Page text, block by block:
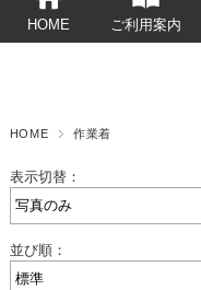
HOME ご利用案内
HOME 作業着
表示切替：
並び順：